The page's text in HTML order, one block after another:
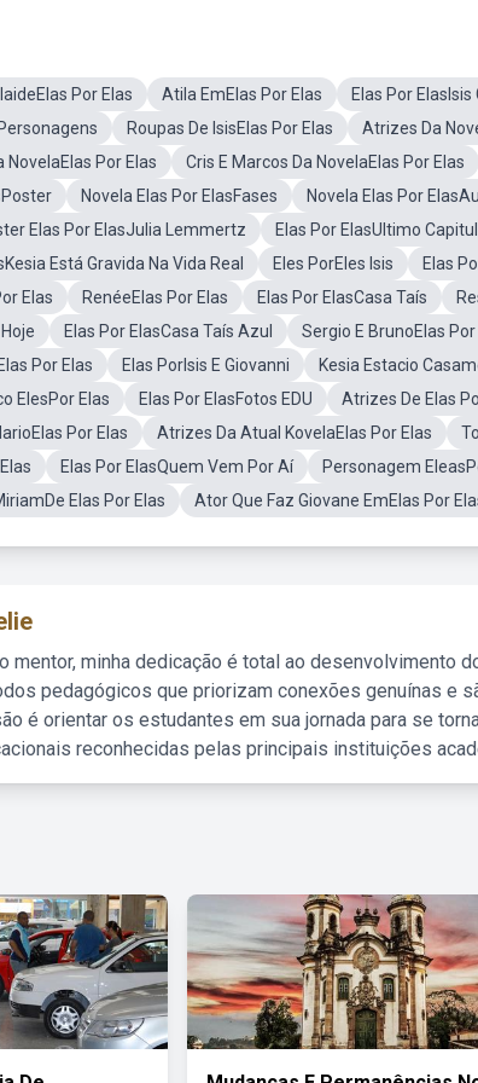
Por Elas Atila EmElas Por Elas Elas Por ElasIsis
Roupas De IsisElas Por Elas
Atrizes Da
NovelaElas Por Elas
Cris E Marcos Da NovelaElas Por Elas
Novela Elas Por ElasFases Novela Elas Por
Elas Por ElasJulia Lemmertz Elas Por ElasUltimo
Está Gravida Na Vida Real
Eles PorEles Isis Elas
Elas
RenéeElas Por Elas Elas Por ElasCasa Taís
Elas Por ElasCasa Taís Azul Sergio E BrunoElas Por
Por Elas
Elas PorIsis E Giovanni Kesia Estacio
ElesPor Elas Elas Por ElasFotos EDU
Atrizes De Elas
Por Elas
Atrizes Da Atual KovelaElas Por Elas
Elas Por ElasQuem Vem Por Aí
Personagem
Elas Por Elas
Ator Que Faz Giovane EmElas Por
mentor, minha dedicação é total ao desenvolvimento
pedagógicos que priorizam conexões genuínas e
é orientar os estudantes em sua jornada para se
reconhecidas pelas principais instituições